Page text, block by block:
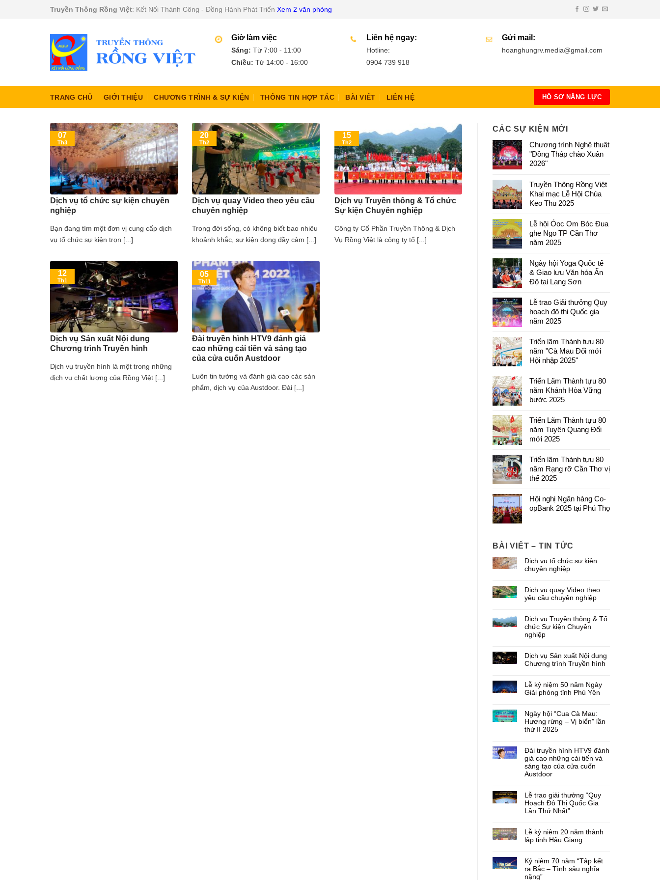
Truyền Thông Rồng Việt: Kết Nối Thành Công - Đồng Hành Phát Triển Xem 2 văn phòng
Giờ làm việc
Sáng: Từ 7:00 - 11:00
Chiều: Từ 14:00 - 16:00
Liên hệ ngay:
Hotline:
0904 739 918
Gửi mail:
hoanghungrv.media@gmail.com
TRANG CHỦ GIỚI THIỆU CHƯƠNG TRÌNH & SỰ KIỆN THÔNG TIN HỢP TÁC BÀI VIẾT LIÊN HỆ HỒ SƠ NĂNG LỰC
Dịch vụ tổ chức sự kiện chuyên
nghiệp
Bạn đang tìm một đơn vị cung cấp dịch
vụ tổ chức sự kiện trọn [...]
07
Th3
Dịch vụ quay Video theo yêu cầu
chuyên nghiệp
Trong đời sống, có không biết bao nhiêu
khoảnh khắc, sự kiện đong đầy cảm [...]
20
Th2
Dịch vụ Truyền thông & Tổ chức
Sự kiện Chuyên nghiệp
Công ty Cổ Phần Truyền Thông & Dịch
Vụ Rồng Việt là công ty tổ [...]
15
Th2
Dịch vụ Sản xuất Nội dung
Chương trình Truyền hình
Dịch vụ truyền hình là một trong những
dịch vụ chất lượng của Rồng Việt [...]
12
Th1
Đài truyền hình HTV9 đánh giá
cao những cải tiến và sáng tạo
của cửa cuốn Austdoor
Luôn tin tưởng và đánh giá cao các sản
phẩm, dịch vụ của Austdoor. Đài [...]
05
Th11
CÁC SỰ KIỆN MỚI
Chương trình Nghệ thuật
"Đồng Tháp chào Xuân
2026"
Truyền Thông Rồng Việt
Khai mạc Lễ Hội Chùa
Keo Thu 2025
Lễ hội Óoc Om Bóc Đua
ghe Ngo TP Cần Thơ
năm 2025
Ngày hội Yoga Quốc tế
& Giao lưu Văn hóa Ấn
Độ tại Lạng Sơn
Lễ trao Giải thưởng Quy
hoạch đô thị Quốc gia
năm 2025
Triển lãm Thành tựu 80
năm "Cà Mau Đổi mới
Hội nhập 2025"
Triển Lãm Thành tựu 80
năm Khánh Hòa Vững
bước 2025
Triển Lãm Thành tựu 80
năm Tuyên Quang Đổi
mới 2025
Triển lãm Thành tựu 80
năm Rạng rỡ Cần Thơ vị
thế 2025
Hội nghị Ngân hàng Co-
opBank 2025 tại Phú Thọ
BÀI VIẾT – TIN TỨC
Dịch vụ tổ chức sự kiện
chuyên nghiệp
Dịch vụ quay Video theo
yêu cầu chuyên nghiệp
Dịch vụ Truyền thông & Tổ
chức Sự kiện Chuyên
nghiệp
Dịch vụ Sản xuất Nội dung
Chương trình Truyền hình
Lễ kỷ niệm 50 năm Ngày
Giải phóng tỉnh Phú Yên
Ngày hội “Cua Cà Mau:
Hương rừng – Vị biển” lần
thứ II 2025
Đài truyền hình HTV9 đánh
giá cao những cải tiến và
sáng tạo của cửa cuốn
Austdoor
Lễ trao giải thưởng “Quy
Hoạch Đô Thị Quốc Gia
Lần Thứ Nhất”
Lễ kỷ niệm 20 năm thành
lập tỉnh Hậu Giang
Kỷ niệm 70 năm “Tập kết
ra Bắc – Tình sâu nghĩa
nặng”